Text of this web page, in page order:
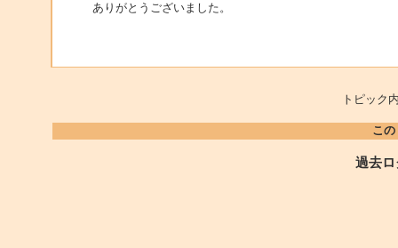
ありがとうございました。
トピッ
こ
過去